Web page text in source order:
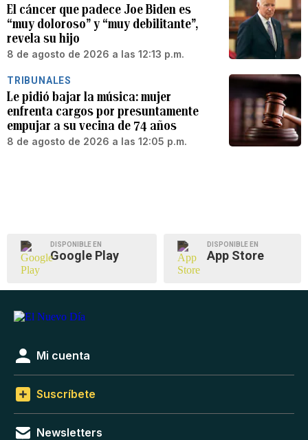
El cáncer que padece Joe Biden es
“muy doloroso” y “muy debilitante”,
revela su hijo
8 de agosto de 2026 a las 12:13 p.m.
TRIBUNALES
Le pidió bajar la música: mujer
enfrenta cargos por presuntamente
empujar a su vecina de 74 años
8 de agosto de 2026 a las 12:05 p.m.
DISPONIBLE EN
Google Play
DISPONIBLE EN
App Store
Mi cuenta
Suscríbete
Newsletters